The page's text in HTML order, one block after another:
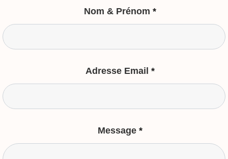
Nom & Prénom *
Adresse Email *
Message *